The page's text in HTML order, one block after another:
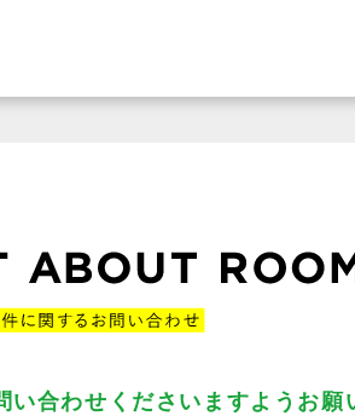
合わせくださいますようお願